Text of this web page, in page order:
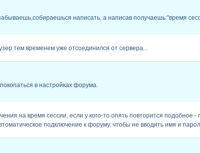
написать, а написав получаешь:"время
тем временем уже отсоединился от сервера...
в настройках форума.
на время сессии. если у кого-то опять повторится подобное
подключение к форуму, чтобы не вводить имя и